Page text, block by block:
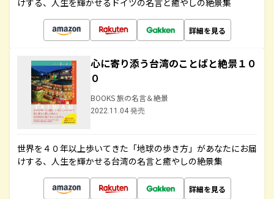
けする、人生を輝かせるドイツの名言と癒やしの絶景集
詳細を見る
心に寄り添う台湾のことばと絶景１０
０
BOOKS 旅の名言＆絶景
2022.11.04 発売
世界を４０年以上歩いてきた「地球の歩き方」があなたにお届
けする、人生を輝かせる台湾の名言と癒やしの絶景集
詳細を見る